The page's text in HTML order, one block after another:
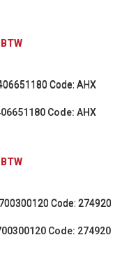
Code: AHX
Code: 274920